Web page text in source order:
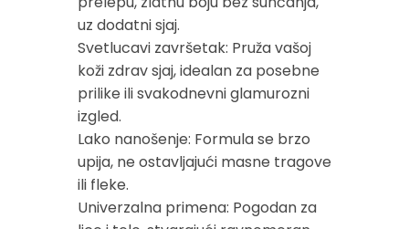
uz dodatni sjaj.
Svetlucavi završetak: Pruža vašoj
koži zdrav sjaj, idealan za posebne
prilike ili svakodnevni glamurozni
izgled.
Lako nanošenje: Formula se brzo
upija, ne ostavljajući masne tragove
ili fleke.
Univerzalna primena: Pogodan za